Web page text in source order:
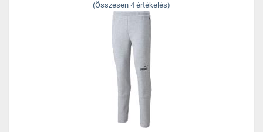
(Összesen 4 értékelés)